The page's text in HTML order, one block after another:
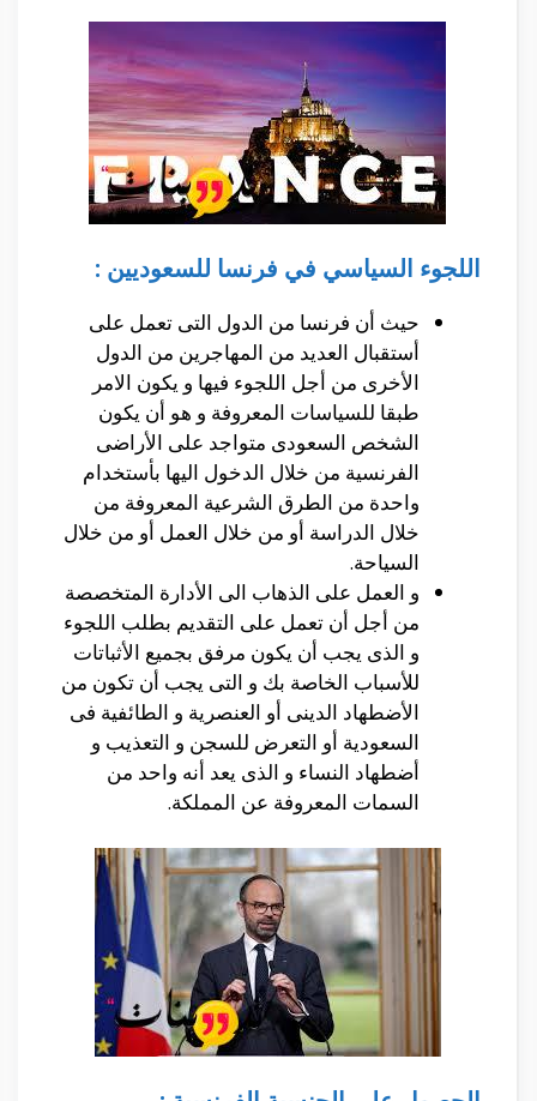
اللجوء السیاسي في فرنسا للسعوديين :
حيث أن فرنسا من الدول التى تعمل على
أستقبال العديد من المهاجرين من الدول
الأخرى من أجل اللجوء فيها و يكون الامر
طبقا للسياسات المعروفة و هو أن يكون
الشخص السعودى متواجد على الأراضى
الفرنسية من خلال الدخول اليها بأستخدام
واحدة من الطرق الشرعية المعروفة من
خلال الدراسة أو من خلال العمل أو من خلال
السياحة.
و العمل على الذهاب الى الأدارة المتخصصة
من أجل أن تعمل على التقديم بطلب اللجوء
و الذى يجب أن يكون مرفق بجميع الأثباتات
للأسباب الخاصة بك و التى يجب أن تكون من
الأضطهاد الدينى أو العنصرية و الطائفية فى
السعودية أو التعرض للسجن و التعذيب و
أضطهاد النساء و الذى يعد أنه واحد من
السمات المعروفة عن المملكة.